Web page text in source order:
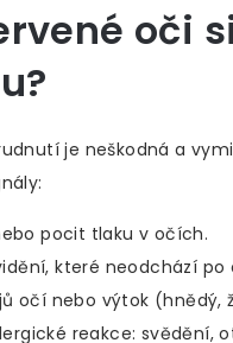
oči
je neškodná a
pocit tlaku v očích.
které neodchází po
očí nebo výtok (hnědý,
reakce: svědění,